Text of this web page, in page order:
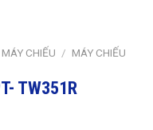
MÁY CHIẾU / MÁY CHIẾU
TW351R